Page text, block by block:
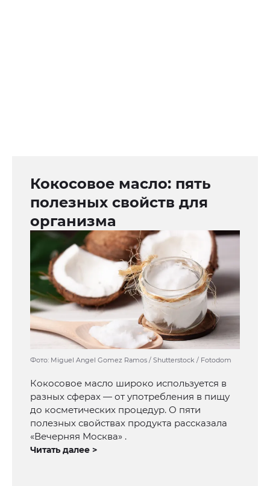
Кокосовое масло: пять
полезных свойств для
организма
Фото: Miguel Angel Gomez Ramos / Shutterstock / Fotodom
Кокосовое масло широко используется в
разных сферах — от употребления в пищу
до косметических процедур. О пяти
полезных свойствах продукта рассказала
«Вечерняя Москва» .
Читать далее >